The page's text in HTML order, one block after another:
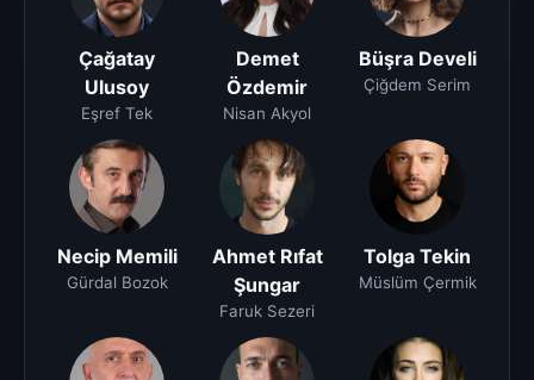
Çağatay
Ulusoy
Eşref Tek
Demet
Özdemir
Nisan Akyol
Büşra Develi
Çiğdem Serim
Necip Memili
Gürdal Bozok
Ahmet Rıfat
Şungar
Faruk Sezeri
Tolga Tekin
Müslüm Çermik